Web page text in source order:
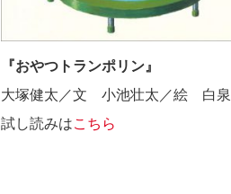
『おやつトランポリン』
大塚健太／文 小池壮太／絵 白
試し読みはこちら